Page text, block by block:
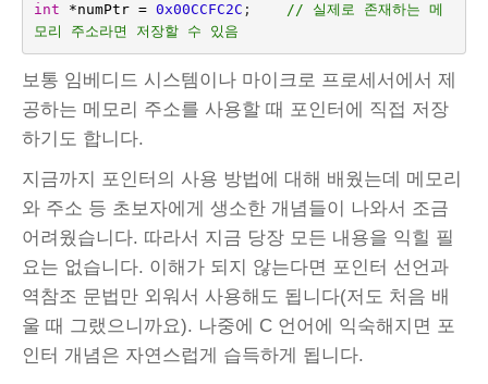
int *numPtr = 0x00CCFC2C ; // 실제로 존재하는 메
모리 주소라면 저장할 수 있음
보통 임베디드 시스템이나 마이크로 프로세서에서 제
공하는 메모리 주소를 사용할 때 포인터에 직접 저장
하기도 합니다.
지금까지 포인터의 사용 방법에 대해 배웠는데 메모리
와 주소 등 초보자에게 생소한 개념들이 나와서 조금
어려웠습니다. 따라서 지금 당장 모든 내용을 익힐 필
요는 없습니다. 이해가 되지 않는다면 포인터 선언과
역참조 문법만 외워서 사용해도 됩니다(저도 처음 배
울 때 그랬으니까요). 나중에 C 언어에 익숙해지면 포
인터 개념은 자연스럽게 습득하게 됩니다.